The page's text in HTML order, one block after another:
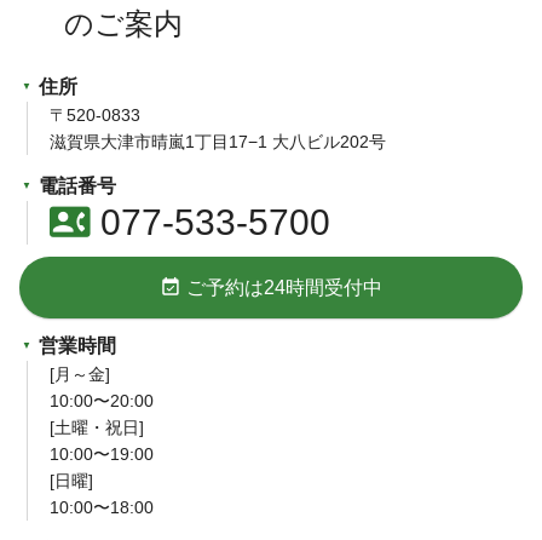
住所
〒520-0833
滋賀県大津市晴嵐1丁目17−1 大八ビル202号
電話番号
contact_phone077-533-5700
event_available ご予約は24時間受付中
営業時間
[月～金]
10:00〜20:00
[土曜・祝日]
10:00〜19:00
[日曜]
10:00〜18:00